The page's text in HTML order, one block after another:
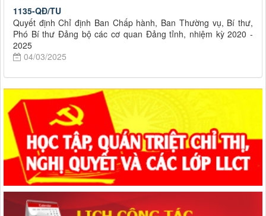
1135-QĐ/TU
Quyết định Chỉ định Ban Chấp hành, Ban Thường vụ, Bí thư,
Phó Bí thư Đảng bộ các cơ quan Đảng tỉnh, nhiệm kỳ 2020 -
2025
04/03/2025